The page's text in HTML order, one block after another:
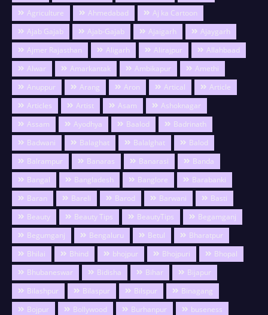
Agriculture
Ahmedabad
Aj ka Cartoon
Ajab Gajab
Ajab-Gajab Ajaigarh
Ajaygarh
Ajmer Rajasthan
Aligarh Alirajpur
Allahbaad
Alwar
Amarkantak Ambikapur
Amethi
Anuppur
Arang Aron Artical
Article
Articles
Artist Asam
Ashoknagar
Assam
Ayodhya Baalod
Badrinath
Badwani
Balaghat Balalghat
Balod
Balrampur
Banaras Banarasi
Banda
Bangal
Bangladesh Banglore
Barabanki
Baran
Bareli Barod Barwani
Basti
Beauty
Beauty Tips BeautyTips
Begamganj
Begumganj
Bengaluru Betul
Bharatpur
Bhilai
Bhind bhojpur Bhojpuri
Bhopal
Bhubaneswar
Bidisha Bihar
Bijapur
Bilashpur
Bilaspur Bilspur
Binagang
Bojpur
Bollywood Burhanpur
buseness